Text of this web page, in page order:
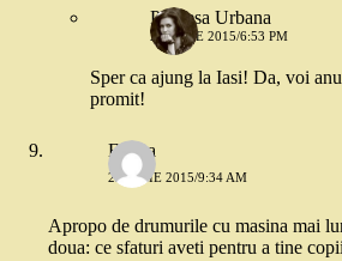
Printesa Urbana
21 IULIE 2015/6:53 PM
Sper ca ajung la Iasi! Da, voi
promit!
Eliana
22 IULIE 2015/9:34 AM
Apropo de drumurile cu masina mai
doua: ce sfaturi aveti pentru a tine